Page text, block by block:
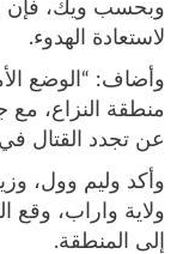
وبحسب ويك، فإن
لاستعادة الهدوء.
وأضاف: “الوضع
منطقة النزاع، مع
عن تجدد القتال
وأكد وليم وول،
ولاية واراب، وقع
إلى المنطقة.